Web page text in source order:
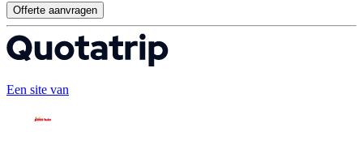
Offerte aanvragen
Een site van